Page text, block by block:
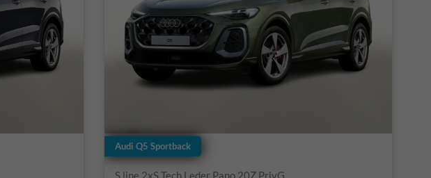
Audi Q5 Sportback
S line 2xS Tech Leder Pano 20Z PrivG